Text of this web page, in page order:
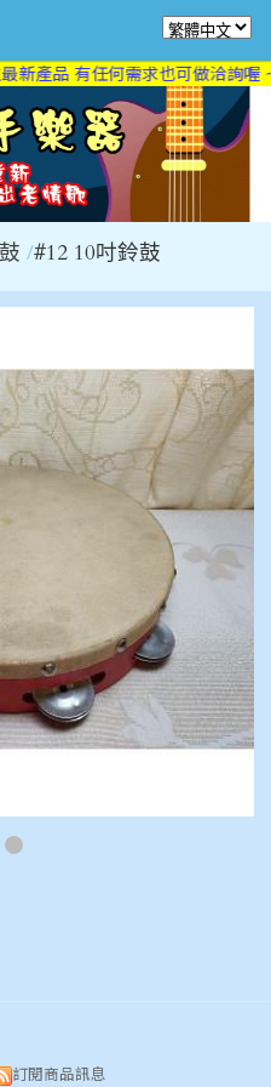
產品 有任何需求也可做洽詢喔 ~
#12 10吋鈴鼓
訂閱商品訊息